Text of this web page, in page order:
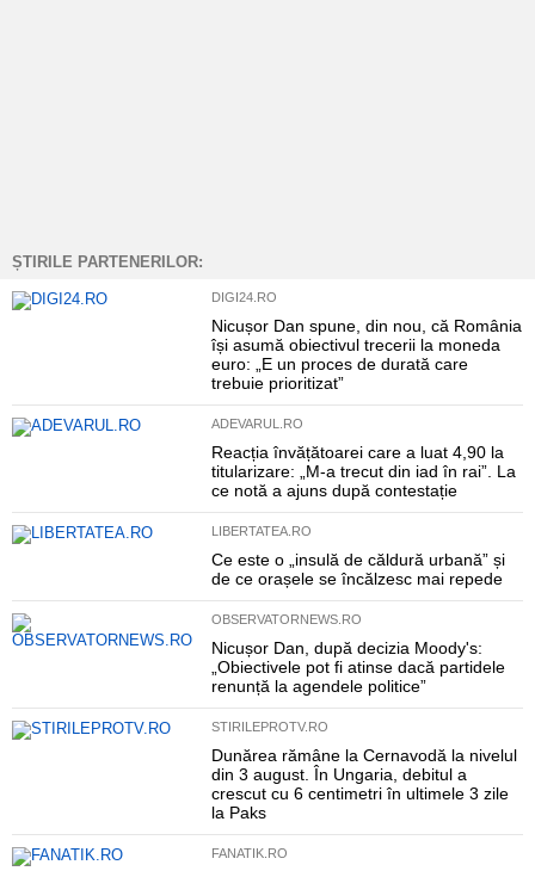
ȘTIRILE PARTENERILOR:
DIGI24.RO
Nicușor Dan spune, din nou, că România
își asumă obiectivul trecerii la moneda
euro: „E un proces de durată care
trebuie prioritizat”
ADEVARUL.RO
Reacția învățătoarei care a luat 4,90 la
titularizare: „M-a trecut din iad în rai”. La
ce notă a ajuns după contestație
LIBERTATEA.RO
Ce este o „insulă de căldură urbană” și
de ce orașele se încălzesc mai repede
OBSERVATORNEWS.RO
Nicușor Dan, după decizia Moody's:
„Obiectivele pot fi atinse dacă partidele
renunță la agendele politice”
STIRILEPROTV.RO
Dunărea rămâne la Cernavodă la nivelul
din 3 august. În Ungaria, debitul a
crescut cu 6 centimetri în ultimele 3 zile
la Paks
FANATIK.RO